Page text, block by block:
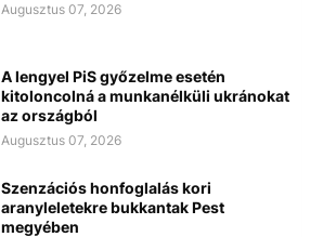
Augusztus 07, 2026
A lengyel PiS győzelme esetén
kitoloncolná a munkanélküli ukránokat
az országból
Augusztus 07, 2026
Szenzációs honfoglalás kori
aranyleletekre bukkantak Pest
megyében